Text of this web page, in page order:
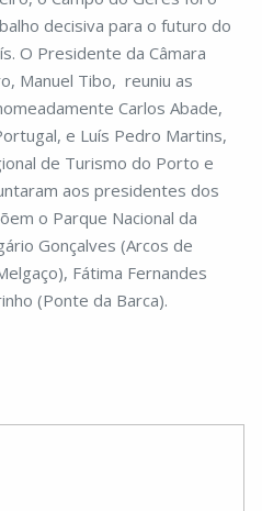
decisiva para o futuro do
O Presidente da Câmara
Manuel Tibo, reuniu as
Carlos Abade,
e Luís Pedro Martins,
de Turismo do Porto e
aos presidentes dos
o Parque Nacional da
Gonçalves (Arcos de
Fátima Fernandes
(Ponte da Barca).